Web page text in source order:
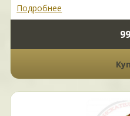
Подробнее